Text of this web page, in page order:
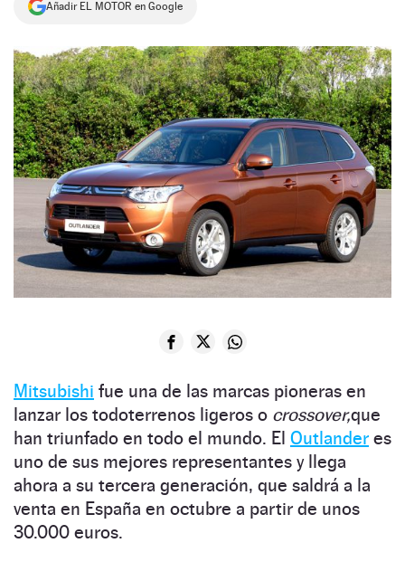
SÍGUENOS
Añadir EL MOTOR en Google
Mitsubishi fue una de las marcas pioneras en
lanzar los todoterrenos ligeros o crossover,que
han triunfado en todo el mundo. El Outlander es
uno de sus mejores representantes y llega
ahora a su tercera generación, que saldrá a la
venta en España en octubre a partir de unos
30.000 euros.